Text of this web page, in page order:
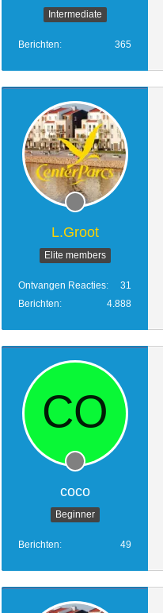
Intermediate
Berichten 365
L.Groot
Elite members
Ontvangen Reacties
31
Berichten
4.888
coco
Beginner
Berichten 49